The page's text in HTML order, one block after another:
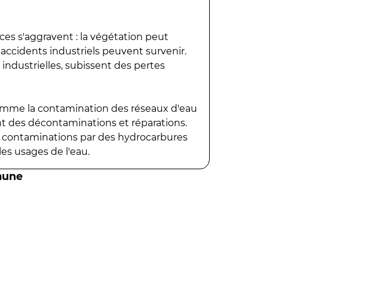
s'aggravent : la végétation peut
industriels peuvent survenir.
subissent des pertes
la contamination des réseaux d'eau
des décontaminations et réparations.
par des hydrocarbures
usages de l'eau.